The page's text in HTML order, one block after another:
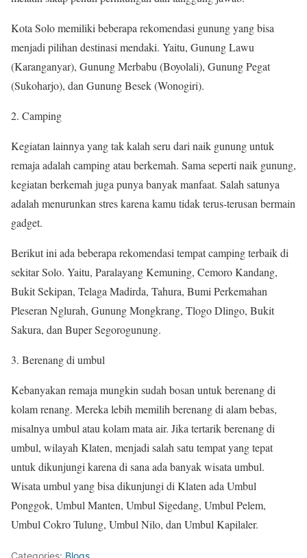
Kota Solo memiliki beberapa rekomendasi gunung yang bisa
menjadi pilihan destinasi mendaki. Yaitu, Gunung Lawu
(Karanganyar), Gunung Merbabu (Boyolali), Gunung Pegat
(Sukoharjo), dan Gunung Besek (Wonogiri).
Camping
Kegiatan lainnya yang tak kalah seru dari naik gunung untuk
remaja adalah camping atau berkemah. Sama seperti naik gunung,
kegiatan berkemah juga punya banyak manfaat. Salah satunya
adalah menurunkan stres karena kamu tidak terus-terusan bermain
gadget.
Berikut ini ada beberapa rekomendasi tempat camping terbaik di
sekitar Solo. Yaitu, Paralayang Kemuning, Cemoro Kandang,
Bukit Sekipan, Telaga Madirda, Tahura, Bumi Perkemahan
Pleseran Nglurah, Gunung Mongkrang, Tlogo Dlingo, Bukit
Sakura, dan Buper Segorogunung.
Berenang di umbul
Kebanyakan remaja mungkin sudah bosan untuk berenang di
kolam renang. Mereka lebih memilih berenang di alam bebas,
misalnya umbul atau kolam mata air. Jika tertarik berenang di
umbul, wilayah Klaten, menjadi salah satu tempat yang tepat
untuk dikunjungi karena di sana ada banyak wisata umbul.
Wisata umbul yang bisa dikunjungi di Klaten ada Umbul
Ponggok, Umbul Manten, Umbul Sigedang, Umbul Pelem,
Umbul Cokro Tulung, Umbul Nilo, dan Umbul Kapilaler.
Categories: Blogs